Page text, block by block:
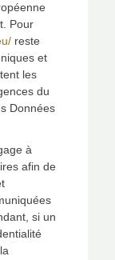
Pour
reste
et
les
du
Données
à
afin de
si un